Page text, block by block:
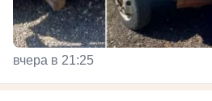
вчера в 21:25